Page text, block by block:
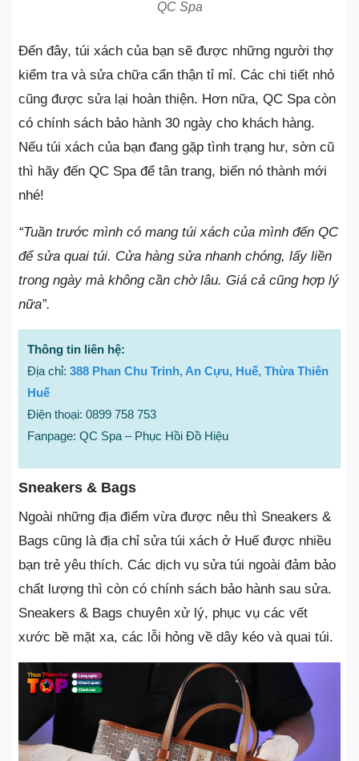
QC Spa
Đến đây, túi xách của bạn sẽ được những người thợ
kiểm tra và sửa chữa cẩn thận tỉ mỉ. Các chi tiết nhỏ
cũng được sửa lại hoàn thiện. Hơn nữa, QC Spa còn
có chính sách bảo hành 30 ngày cho khách hàng.
Nếu túi xách của bạn đang gặp tình trạng hư, sờn cũ
thì hãy đến QC Spa để tân trang, biến nó thành mới
nhé!
“Tuần trước mình có mang túi xách của mình đến QC
để sửa quai túi. Cửa hàng sửa nhanh chóng, lấy liền
trong ngày mà không cần chờ lâu. Giá cả cũng hợp lý
nữa”.
Thông tin liên hệ:
Địa chỉ: 388 Phan Chu Trinh, An Cựu, Huế, Thừa Thiên
Huế
Điện thoại: 0899 758 753
Fanpage: QC Spa – Phục Hồi Đồ Hiệu
Sneakers & Bags
Ngoài những địa điểm vừa được nêu thì Sneakers &
Bags cũng là địa chỉ sửa túi xách ở Huế được nhiều
bạn trẻ yêu thích. Các dịch vụ sửa túi ngoài đảm bảo
chất lượng thì còn có chính sách bảo hành sau sửa.
Sneakers & Bags chuyên xử lý, phục vụ các vết
xước bề mặt xa, các lỗi hỏng về dây kéo và quai túi.